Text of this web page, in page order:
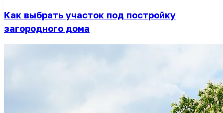
Как выбрать участок под постройку
загородного дома